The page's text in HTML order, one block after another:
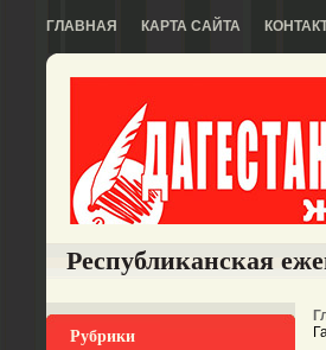
ГЛАВНАЯ КАРТА САЙТА
Республиканская
Рубрики